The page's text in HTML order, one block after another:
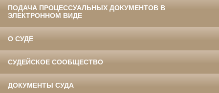
ПОДАЧА ПРОЦЕССУАЛЬНЫХ ДОКУМЕНТОВ В
ЭЛЕКТРОННОМ ВИДЕ
О СУДЕ
СУДЕЙСКОЕ СООБЩЕСТВО
ДОКУМЕНТЫ СУДА